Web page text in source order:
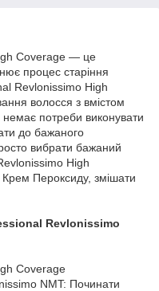
Coverage — це
процес старіння
Revlonissimo High
волосся з вмістом
потреби виконувати
до бажаного
вибрати бажаний
High
Пероксиду, змішати
Revlonissimo
Coverage
NMT: Починати